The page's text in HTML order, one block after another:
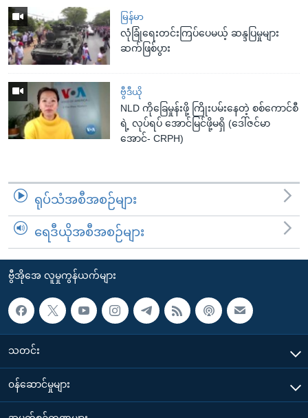
မြန်မာ
လုံခြုံရေးတင်းကြပ်ပေမယ့် ဆန္ဒပြမှုများ
ဆက်ဖြစ်ပွား
ဗွီဒီယို
NLD ကိုခြေမှုန်းဖို့ ကြိုးပမ်းနေတဲ့ စစ်ကောင်စီ
ရဲ့ လုပ်ရပ် အောင်မြင်ဖို့မရှိ (ဒေါ်ဇင်မာ
အောင်- CRPH)
ရုပ်သံအစီအစဉ်များ
ရေဒီယိုအစီအစဉ်များ
ဗွီအိုအေ လူမှုကွန်ယက်များ
သတင်း
၀န်ဆောင်မှုများ